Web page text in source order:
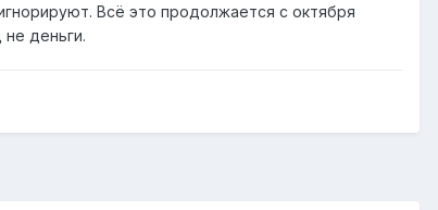
Всё это продолжается с октября
деньги.